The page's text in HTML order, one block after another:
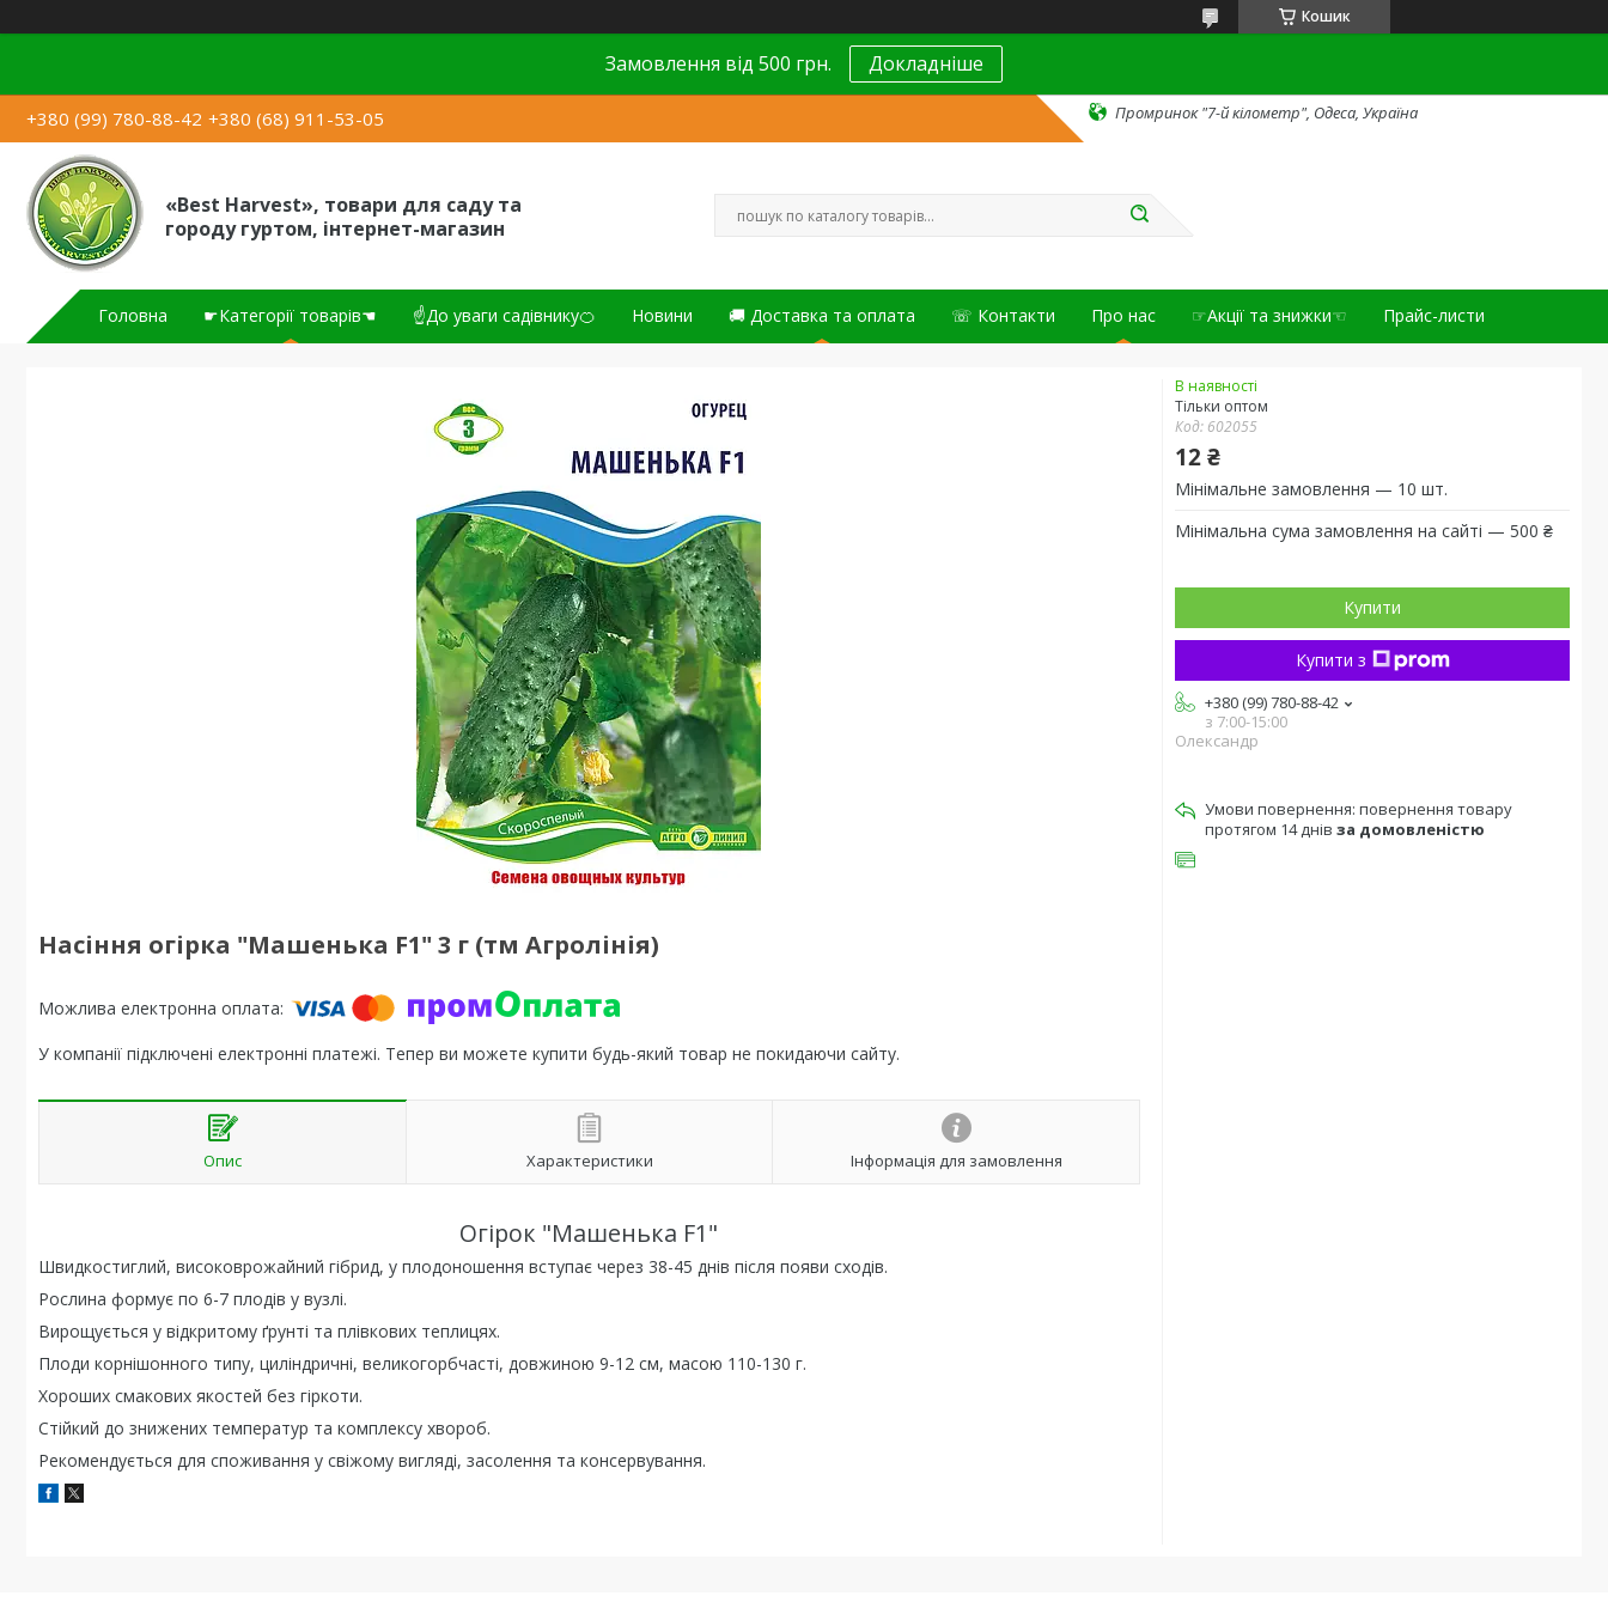
Кошик
Замовлення від 500 грн. Докладніше
+380 (99) 780-88-42 +380 (68) 911-53-05 Промринок "7-й кілометр", Одеса, Україна
«Best Harvest», товари для саду та
городу гуртом, інтернет-магазин
Головна ☛Категорії товарів☚ ☝До уваги садівнику🍊 Новини 🚚 Доставка та оплата ☏ Контакти Про нас ☞Акції та знижки☜ Прайс-листи
Насіння огірка "Машенька F1" 3 г (тм Агролінія)
У компанії підключені електронні платежі. Тепер ви можете купити будь-який товар не покидаючи сайту.
Опис Характеристики Інформація для замовлення
Огірок "Машенька F1"
Швидкостиглий, високоврожайний гібрид, у плодоношення вступає через 38-45 днів після появи сходів.
Рослина формує по 6-7 плодів у вузлі.
Вирощується у відкритому ґрунті та плівкових теплицях.
Плоди корнішонного типу, циліндричні, великогорбчасті, довжиною 9-12 см, масою 110-130 г.
Хороших смакових якостей без гіркоти.
Стійкий до знижених температур та комплексу хвороб.
Рекомендується для споживання у свіжому вигляді, засолення та консервування.
В наявності
Тільки оптом
Код: 602055
12 ₴
Мінімальне замовлення — 10 шт.
Мінімальна сума замовлення на сайті — 500 ₴
Купити
Купити з
+380 (99) 780-88-42
з 7:00-15:00
Олександр
повернення товару
протягом 14 днів за домовленістю